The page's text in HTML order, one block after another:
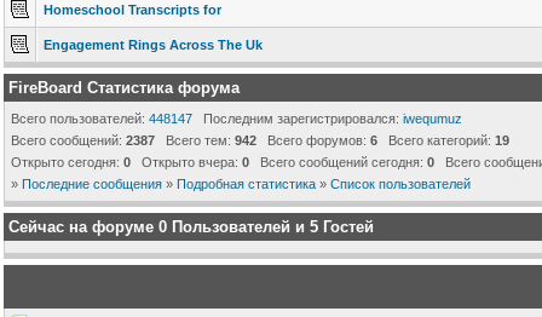
Homeschool Transcripts for
Engagement Rings Across The Uk
FireBoard Статистика форума
Всего пользователей: 448147 Последним зарегистрировался: iwequmuz
Всего сообщений: 2387 Всего тем: 942 Всего форумов: 6 Всего категорий: 19
Открыто сегодня: 0 Открыто вчера: 0 Всего сообщений сегодня: 0 Всего
» Последние сообщения » Подробная статистика » Список пользователей
Сейчас на форуме 0 Пользователей и 5 Гостей